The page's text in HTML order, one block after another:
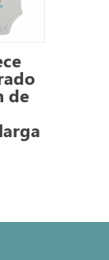
de